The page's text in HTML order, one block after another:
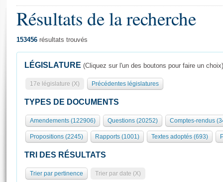
Présidence
577 députés
Groupes politiques
Séance publique
Commissions et autres organes
Europe et International
Pétitions
Général
Rôle et pouvoirs de l'Assemblée
Organisation de l'Assemblée
Présidence Conférence des Présidents Bureau Collège des
Statistiques et chiffres clés
Visiter l'Assemblée
Visite virtuelle du palais Bourbon
Assister à une séance
Résultats de la recherche
153456 résultats trouvés
LÉGISLATURE (Cliquez sur l'un des boutons pour faire un choix)
17e législature (X) Précédentes législatures
TYPES DE DOCUMENTS
Amendements (122906) Questions (20252) Comptes-rendus
Propositions (2245) Rapports (1001) Textes adoptés (693)
TRI DES RÉSULTATS
Trier par pertinence Trier par date (X)